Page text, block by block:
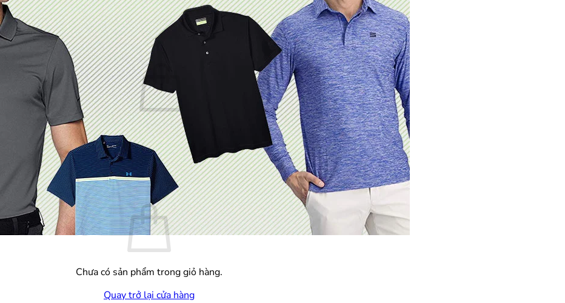
Chưa có sản phẩm trong giỏ hàng.
Quay trở lại cửa hàng
Giỏ hàng
Chưa có sản phẩm trong giỏ hàng.
Quay trở lại cửa hàng